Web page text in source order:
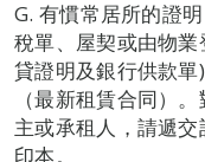
G. 有慣常居所的證
稅單、屋契或由物
貸證明及銀行供款
（最新租賃合同）
主或承租人，請遞
印本。